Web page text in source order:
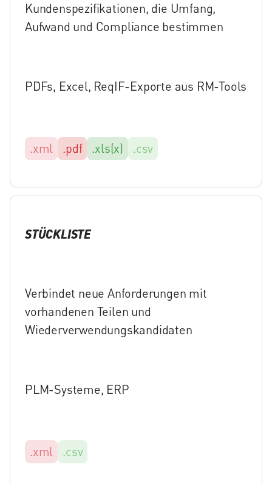
Kundenspezifikationen, die Umfang,
Aufwand und Compliance bestimmen
PDFs, Excel, ReqIF-Exporte aus RM-Tools
.xml .pdf .xls(x) .csv
STÜCKLISTE
Verbindet neue Anforderungen mit
vorhandenen Teilen und
Wiederverwendungskandidaten
PLM-Systeme, ERP
.xml .csv